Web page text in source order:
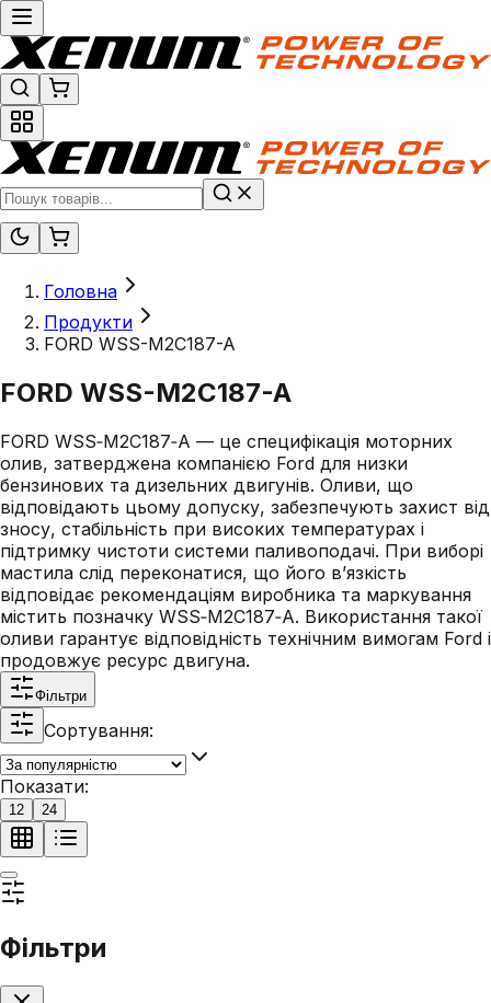
Головна
Продукти
FORD WSS-M2C187-A
FORD WSS-M2C187-A
FORD WSS‑M2C187‑A — це специфікація моторних
олив, затверджена компанією Ford для низки
бензинових та дизельних двигунів. Оливи, що
відповідають цьому допуску, забезпечують захист від
зносу, стабільність при високих температурах і
підтримку чистоти системи паливоподачі. При виборі
мастила слід переконатися, що його в’язкість
відповідає рекомендаціям виробника та маркування
містить позначку WSS‑M2C187‑A. Використання такої
оливи гарантує відповідність технічним вимогам Ford і
продовжує ресурс двигуна.
Фільтри
Сортування:
Показати:
12 24
Фільтри